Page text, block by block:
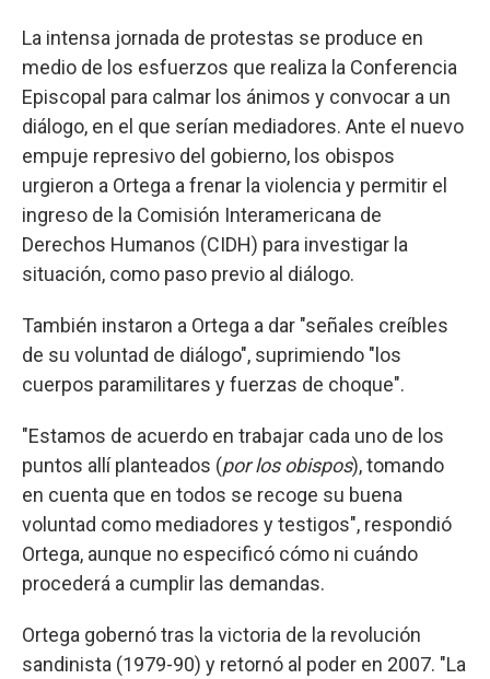
La intensa jornada de protestas se produce en
medio de los esfuerzos que realiza la Conferencia
Episcopal para calmar los ánimos y convocar a un
diálogo, en el que serían mediadores. Ante el nuevo
empuje represivo del gobierno, los obispos
urgieron a Ortega a frenar la violencia y permitir el
ingreso de la Comisión Interamericana de
Derechos Humanos (CIDH) para investigar la
situación, como paso previo al diálogo.
También instaron a Ortega a dar "señales creíbles
de su voluntad de diálogo", suprimiendo "los
cuerpos paramilitares y fuerzas de choque".
"Estamos de acuerdo en trabajar cada uno de los
puntos allí planteados (por los obispos), tomando
en cuenta que en todos se recoge su buena
voluntad como mediadores y testigos", respondió
Ortega, aunque no especificó cómo ni cuándo
procederá a cumplir las demandas.
Ortega gobernó tras la victoria de la revolución
sandinista (1979-90) y retornó al poder en 2007. "La